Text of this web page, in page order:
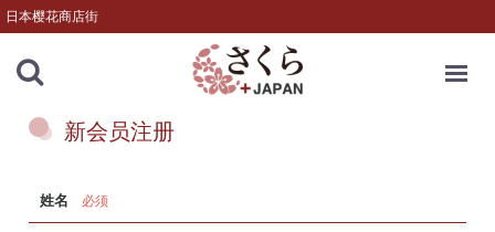
日本樱花商店街
新会员注册
姓名 必须